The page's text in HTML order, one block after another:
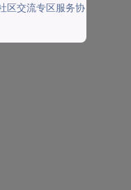
区交流专区服务协